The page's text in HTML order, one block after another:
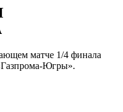
матче 1/4 финала
Югры».